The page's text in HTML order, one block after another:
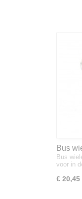
Bus
ID
Bus
voor in
€ 20,45